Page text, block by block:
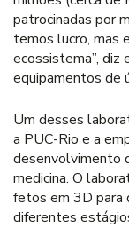
patrocinadas por
temos lucro, mas
ecossistema”, diz
equipamentos de
Um desses
a PUC-Rio e a
desenvolvimento
medicina. O
fetos em 3D para
diferentes